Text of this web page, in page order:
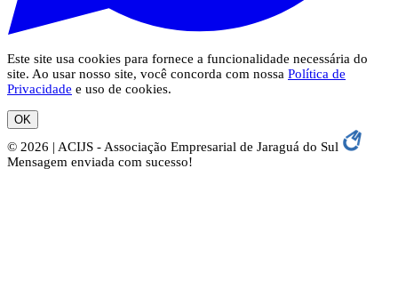
Este site usa cookies para fornece a funcionalidade necessária do
site. Ao usar nosso site, você concorda com nossa Política de
Privacidade e uso de cookies.
OK
© 2026 | ACIJS - Associação Empresarial de Jaraguá do Sul
Mensagem enviada com sucesso!